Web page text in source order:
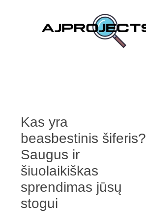
Kas yra
beasbestinis šiferis?
Saugus ir
šiuolaikiškas
sprendimas jūsų
stogui